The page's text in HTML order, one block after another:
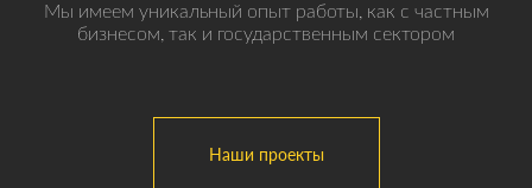
Мы имеем уникальный опыт работы, как с частным
бизнесом, так и государственным сектором
Наши проекты